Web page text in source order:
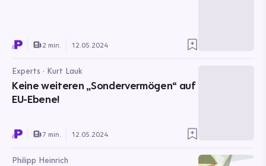
2 min. 12.05.2024
Experts · Kurt Lauk
Keine weiteren „Sondervermögen“ auf
EU-Ebene!
7 min. 12.05.2024
Philipp Heinrich